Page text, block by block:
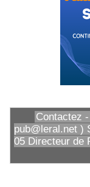
Contactez
pub@leral.net )
05 Directeur de